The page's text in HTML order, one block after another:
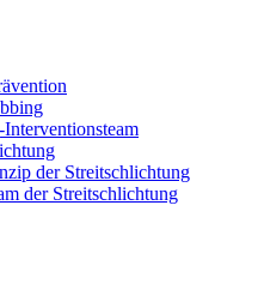
der Streitschlichtung
der Streitschlichtung